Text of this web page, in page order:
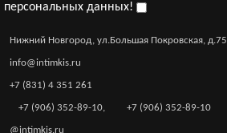
высокой посадкой, черные (42-44)
1 690р.
персональных данных!
Нижний Новгород, ул.Большая Покровская, д.75
info@intimkis.ru
+7 (831) 4 351 261
+7 (906) 352-89-10, +7 (906) 352-89-10
@intimkis.ru